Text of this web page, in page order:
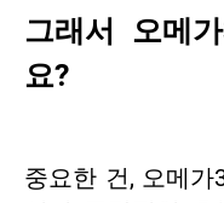
그래서 오메
요?
중요한 건, 오메